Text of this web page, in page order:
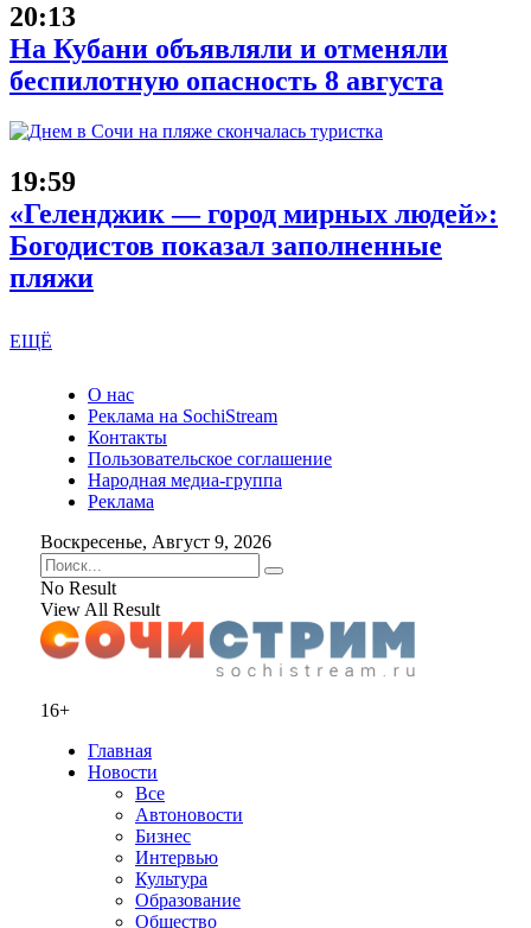
20:13
На Кубани объявляли и отменяли
беспилотную опасность 8 августа
19:59
«Геленджик — город мирных людей»:
Богодистов показал заполненные
пляжи
ЕЩЁ
О нас
Реклама на SochiStream
Контакты
Пользовательское соглашение
Народная медиа-группа
Реклама
Воскресенье, Август 9, 2026
No Result
View All Result
16+
Главная
Новости
Все
Автоновости
Бизнес
Интервью
Культура
Образование
Общество